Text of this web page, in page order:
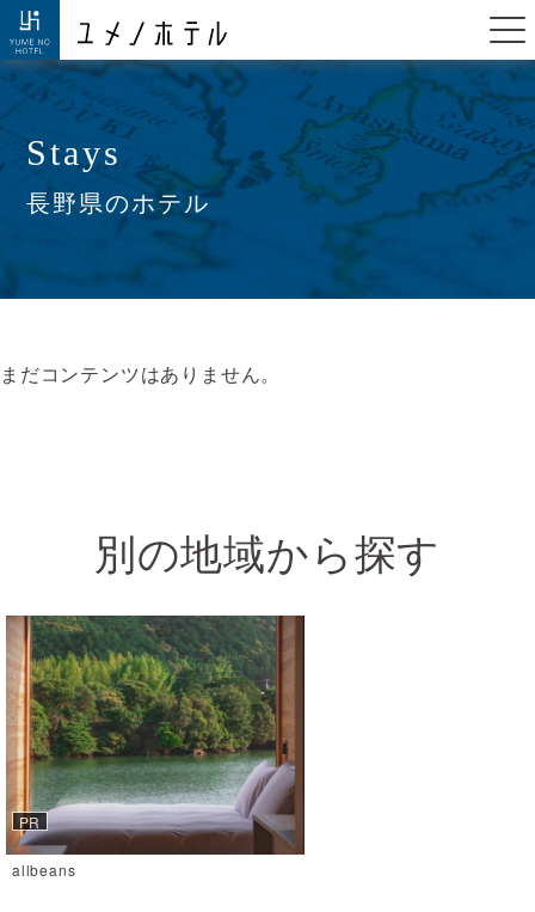
Stays
長野県のホテル
まだコンテンツはありません。
別の地域から探す
allbeans